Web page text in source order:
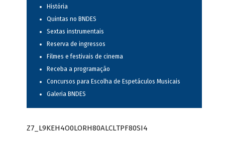
História
Quintas no BNDES
Sextas instrumentais
Reserva de ingressos
Filmes e festivais de cinema
Receba a programação
Concursos para Escolha de Espetáculos Musicais
Galeria BNDES
Z7_L9KEH4O0LORH80ALCLTPF80SI4